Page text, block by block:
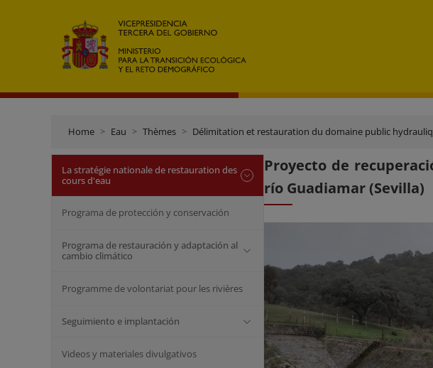
Home Eau Thèmes Délimitation et restauration du domaine public
La stratégie nationale de restauration des
cours d'eau
Programa de protección y conservación
Programa de restauración y adaptación al
cambio climático
Programme de volontariat pour les rivières
Seguimiento e implantación
Videos y materiales divulgativos
Proyecto de
río Guadiamar (Sevilla)